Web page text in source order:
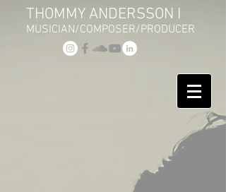
THOMMY ANDERSSON I
MUSICIAN/COMPOSER/PRODUCER